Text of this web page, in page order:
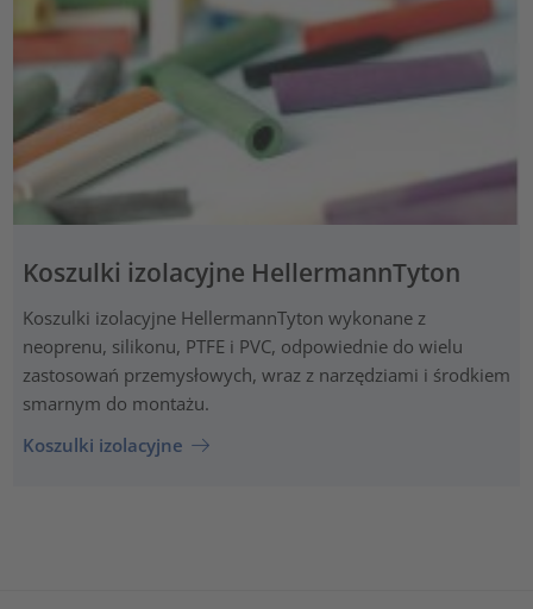
Koszulki izolacyjne HellermannTyton
Koszulki izolacyjne HellermannTyton wykonane z
neoprenu, silikonu, PTFE i PVC, odpowiednie do wielu
zastosowań przemysłowych, wraz z narzędziami i środkiem
smarnym do montażu.
Koszulki izolacyjne